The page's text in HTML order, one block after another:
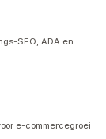
SEO, ADA en
e-commercegroei